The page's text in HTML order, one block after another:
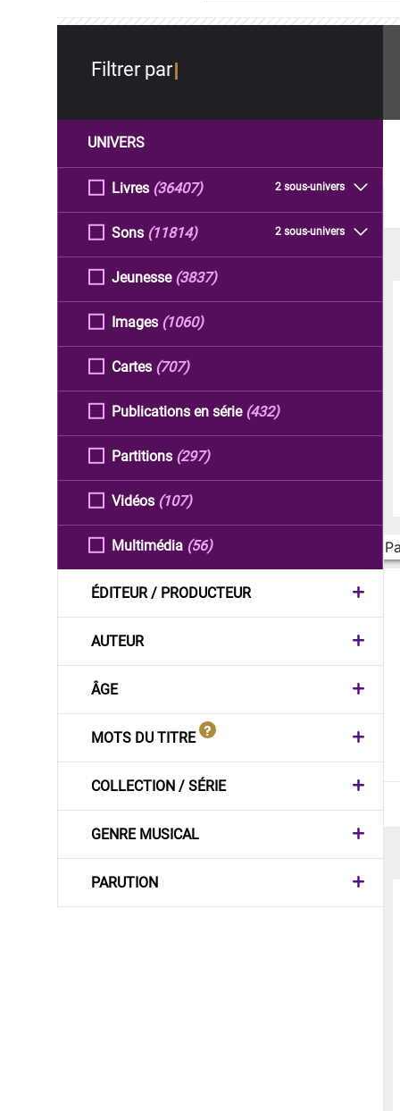
Filtrer par
UNIVERS
Livres 2 sous-univers
(36407)
Sons 2 sous-univers
(11814)
Jeunesse (3837)
Images (1060)
Cartes (707)
Publications en série (432)
Partitions (297)
Vidéos (107)
Multimédia (56)
ÉDITEUR / PRODUCTEUR
AUTEUR
ÂGE
MOTS DU TITRE
COLLECTION / SÉRIE
GENRE MUSICAL
PARUTION